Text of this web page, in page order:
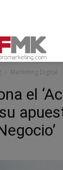
Marketing Digital
el